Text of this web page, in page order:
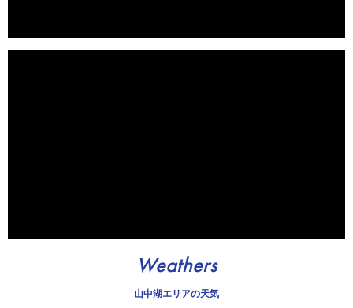
Weathers
山中湖エリアの天気